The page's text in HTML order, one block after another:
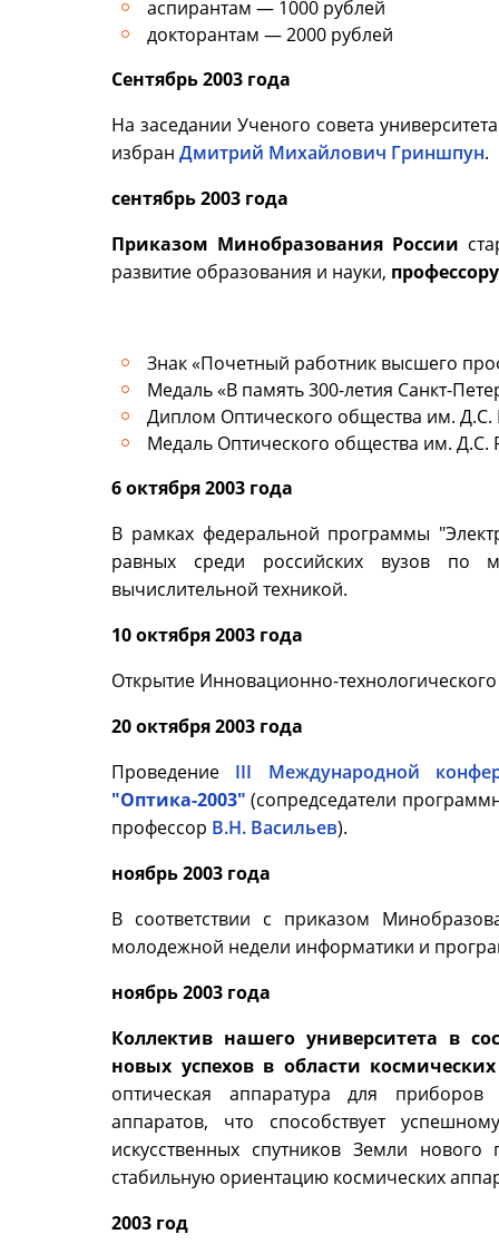
аспирантам — 1000 рублей
докторантам — 2000 рублей
Сентябрь 2003 года
На заседании Ученого совета
избран Дмитрий Михайлович Гриншпун.
сентябрь 2003 года
Приказом Минобразования России
развитие образования и науки,
Знак «Почетный работник высшего
Медаль «В память 300-летия Санкт-
Диплом Оптического общества им. Д.С.
Медаль Оптического общества им. Д.С.
6 октября 2003 года
В рамках федеральной программы
равных среди российских вузов по
вычислительной техникой.
10 октября 2003 года
Открытие Инновационно-
20 октября 2003 года
Проведение III Международной
"Оптика-2003" (сопредседатели
профессор В.Н. Васильев).
ноябрь 2003 года
В соответствии с приказом
молодежной недели информатики и
ноябрь 2003 года
Коллектив нашего университета в
новых успехов в области
оптическая аппаратура для приборов
аппаратов, что способствует
искусственных спутников Земли
стабильную ориентацию космических
2003 год